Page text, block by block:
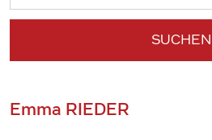
SUCHEN
Emma RIEDER